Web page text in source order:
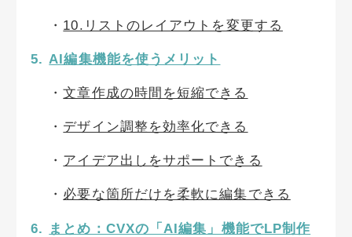
10.リストのレイアウトを変更する
AI編集機能を使うメリット
文章作成の時間を短縮できる
デザイン調整を効率化できる
アイデア出しをサポートできる
必要な箇所だけを柔軟に編集できる
まとめ：CVXの「AI編集」機能でLP制作